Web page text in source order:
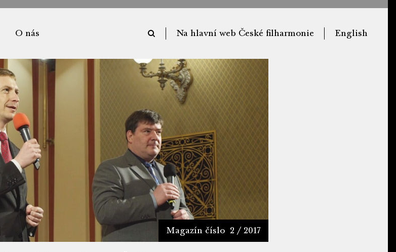
O nás Na hlavní web České filharmonie English
Magazín číslo 2 / 2017